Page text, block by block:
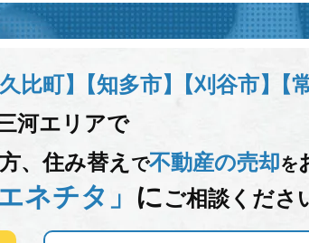
比町】 【知多市】 【刈谷市】 【
河エリアで
、住み替え で不動産の売却を
ネチタ」 にご相談くださ